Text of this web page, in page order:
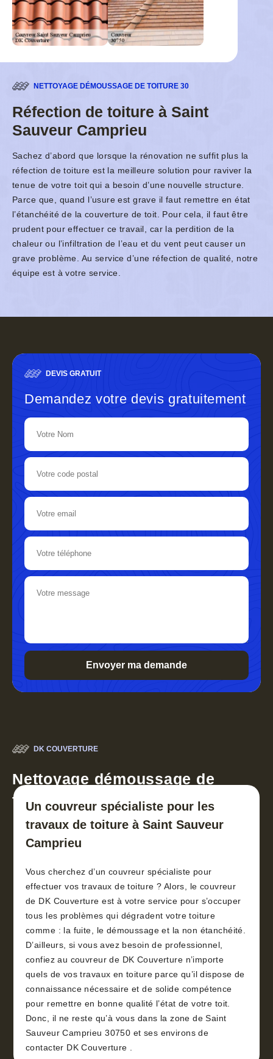
NETTOYAGE DÉMOUSSAGE DE TOITURE 30
Réfection de toiture à Saint
Sauveur Camprieu
Sachez d’abord que lorsque la rénovation ne suffit plus la
réfection de toiture est la meilleure solution pour raviver la
tenue de votre toit qui a besoin d’une nouvelle structure.
Parce que, quand l’usure est grave il faut remettre en état
l’étanchéité de la couverture de toit. Pour cela, il faut être
prudent pour effectuer ce travail, car la perdition de la
chaleur ou l’infiltration de l’eau et du vent peut causer un
grave problème. Au service d’une réfection de qualité, notre
équipe est à votre service.
DEVIS GRATUIT
Demandez votre devis gratuitement
DK COUVERTURE
Nettoyage démoussage de
toiture 30
Un couvreur spécialiste pour les
travaux de toiture à Saint Sauveur
Camprieu
Vous cherchez d’un couvreur spécialiste pour
effectuer vos travaux de toiture ? Alors, le couvreur
de DK Couverture est à votre service pour s’occuper
tous les problèmes qui dégradent votre toiture
comme : la fuite, le démoussage et la non étanchéité.
D’ailleurs, si vous avez besoin de professionnel,
confiez au couvreur de DK Couverture n’importe
quels de vos travaux en toiture parce qu’il dispose de
connaissance nécessaire et de solide compétence
pour remettre en bonne qualité l’état de votre toit.
Donc, il ne reste qu’à vous dans la zone de Saint
Sauveur Camprieu 30750 et ses environs de
contacter DK Couverture .